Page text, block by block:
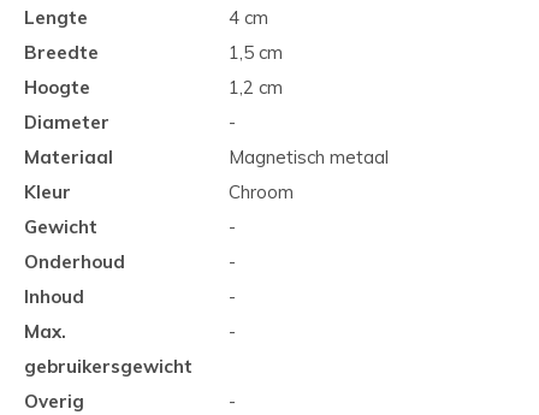
Lengte
4 cm
Breedte
1,5 cm
Hoogte
1,2 cm
Diameter
-
Materiaal
Magnetisch metaal
Kleur
Chroom
Gewicht
-
Onderhoud
-
Inhoud
-
Max.
gebruikersgewicht
-
Overig -